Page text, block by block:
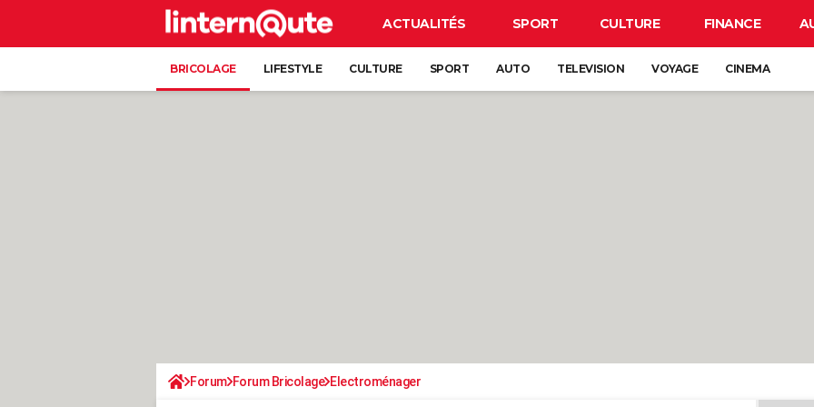
ACTUALITÉS SPORT CULTURE FINANCE
BRICOLAGE LIFESTYLE CULTURE SPORT AUTO TELEVISION VOYAGE CINEMA
Forum Forum Bricolage Electroménager